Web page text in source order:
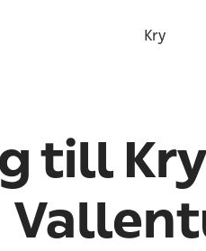
Kry
till